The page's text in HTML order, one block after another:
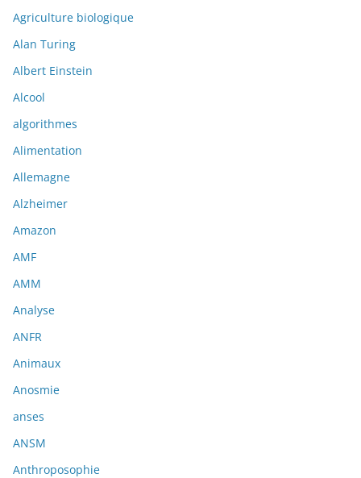
Agriculture biologique
Alan Turing
Albert Einstein
Alcool
algorithmes
Alimentation
Allemagne
Alzheimer
Amazon
AMF
AMM
Analyse
ANFR
Animaux
Anosmie
anses
ANSM
Anthroposophie